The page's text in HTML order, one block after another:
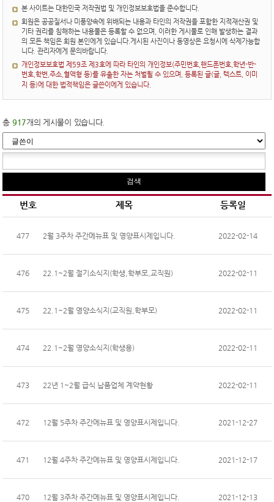
본 사이트는 대한민국 저작권법 및 개인정보보호법을 준수합니다.
회원은 공공질서나 미풍양속에 위배되는 내용과 타인의 저작권을 포함한 지적재산권 및
기타 권리를 침해하는 내용물은 등록할 수 없으며, 이러한 게시물로 인해 발생하는 결과
의 모든 책임은 회원 본인에게 있습니다.게시된 사진이나 동영상은 요청시에 삭제가능합
니다. 관리자에게 문의바랍니다.
개인정보보호법 제59조 제3호에 따라 타인의 개인정보(주민번호,핸드폰번호,학년-반-
번호,학번,주소,혈액형 등)를 유출한 자는 처벌될 수 있으며, 등록된 글(글, 텍스트, 이미
지 등)에 대한 법적책임은 글쓴이에게 있습니다.
총 917개의 게시물이 있습니다.
번호 제목 등록일
477 2월 3주차 주간메뉴표 및 영양표시제입니다. 2022-02-14
476 22.1~2월 절기소식지(학생,학부모,교직원) 2022-02-11
475 22.1~2월 영양소식지(교직원,학부모) 2022-02-11
474 22.1~2월 영양소식지(학생용) 2022-02-11
473 22년 1~2월 급식 납품업체 계약현황 2022-02-11
472 12월 5주차 주간메뉴표 및 영양표시제입니다. 2021-12-27
471 12월 4주차 주간메뉴표 및 영양표시제입니다. 2021-12-17
470 12월 3주차 주간메뉴표 및 영양표시제입니다. 2021-12-13